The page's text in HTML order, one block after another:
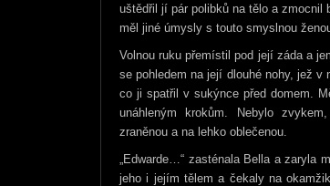
uštědřil jí pár polibků na tělo a zmocnil
měl jiné úmysly s touto smyslnou
Volnou ruku přemístil pod její záda a
se pohledem na její dlouhé nohy, jež
co ji spatřil v sukýnce před domem.
unáhleným krokům. Nebylo
zraněnou a na lehko oblečenou.
„Edwarde…“ zasténala Bella a zaryla
jeho i jejím tělem a čekaly na